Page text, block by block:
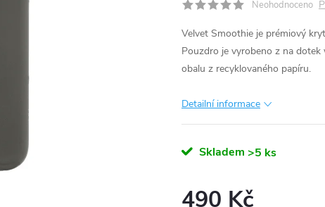
Neohodnoceno
Velvet Smoothie je prémiový
Pouzdro je vyrobeno z na
obalu z recyklovaného papíru.
Detailní informace
Skladem >5 ks
490 Kč